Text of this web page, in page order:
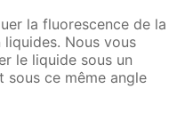
la fluorescence de la
Nous vous
le liquide sous un
sous ce même angle